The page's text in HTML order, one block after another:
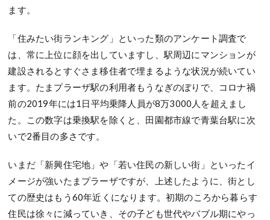
ます。
「住みたい街ランキング」といった類のアンケート調査で
は、常に上位に顔を出していますし、駅周辺にマンションが
建設されるとすぐさま移住者で埋まるような状況が続いてい
ます。たまプラーザ駅の利用者もうなぎのぼりで、コロナ禍
前の2019年には1日平均乗降人員が8万3000人を超えまし
た。この数字は乗換駅を除くと、田園都市線で青葉台駅に次
いで2番目の多さです。
いまだ「新興住宅地」や「若い住民の新しい街」といったイ
メージが強いたまプラーザですが、上述したように、街とし
ての歴史はもう60年近くになります。初期のころから暮らす
住民は徐々に減っていき、その子ども世代やバブル期にやっ